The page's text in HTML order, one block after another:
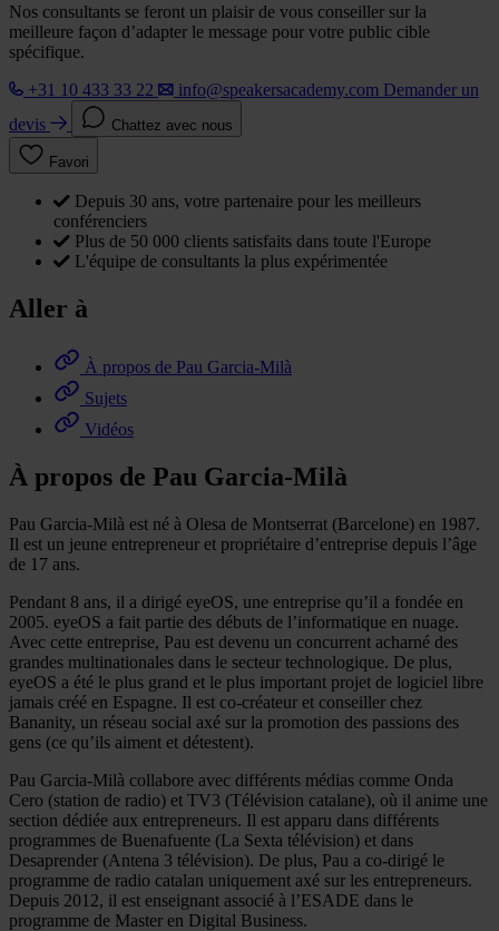
Nos consultants se feront un plaisir de vous conseiller sur la
meilleure façon d’adapter le message pour votre public cible
spécifique.
+31 10 433 33 22
info@speakersacademy.com Demander un
devis
Chattez avec nous
Favori
Depuis 30 ans, votre partenaire pour les meilleurs
conférenciers
Plus de 50 000 clients satisfaits dans toute l'Europe
L'équipe de consultants la plus expérimentée
Aller à
À propos de Pau Garcia-Milà
Sujets
Vidéos
À propos de Pau Garcia-Milà
Pau Garcia-Milà est né à Olesa de Montserrat (Barcelone) en 1987.
Il est un jeune entrepreneur et propriétaire d’entreprise depuis l’âge
de 17 ans.
Pendant 8 ans, il a dirigé eyeOS, une entreprise qu’il a fondée en
2005. eyeOS a fait partie des débuts de l’informatique en nuage.
Avec cette entreprise, Pau est devenu un concurrent acharné des
grandes multinationales dans le secteur technologique. De plus,
eyeOS a été le plus grand et le plus important projet de logiciel libre
jamais créé en Espagne. Il est co-créateur et conseiller chez
Bananity, un réseau social axé sur la promotion des passions des
gens (ce qu’ils aiment et détestent).
Pau Garcia-Milà collabore avec différents médias comme Onda
Cero (station de radio) et TV3 (Télévision catalane), où il anime une
section dédiée aux entrepreneurs. Il est apparu dans différents
programmes de Buenafuente (La Sexta télévision) et dans
Desaprender (Antena 3 télévision). De plus, Pau a co-dirigé le
programme de radio catalan uniquement axé sur les entrepreneurs.
Depuis 2012, il est enseignant associé à l’ESADE dans le
programme de Master en Digital Business.